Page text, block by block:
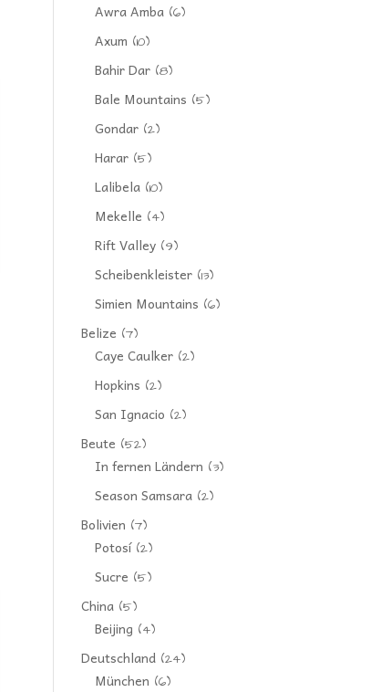
Awra Amba (6)
Axum (10)
Bahir Dar (8)
Bale Mountains (5)
Gondar (2)
Harar (5)
Lalibela (10)
Mekelle (4)
Rift Valley (9)
Scheibenkleister (13)
Simien Mountains (6)
Belize (7)
Caye Caulker (2)
Hopkins (2)
San Ignacio (2)
Beute (52)
In fernen Ländern (3)
Season Samsara (2)
Bolivien (7)
Potosí(2)
Sucre (5)
China (5)
Beijing (4)
Deutschland (24)
München (6)